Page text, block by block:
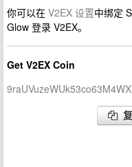
你可以在 V2EX 设置中绑定
Glow 登录 V2EX。
Get V2EX Coin